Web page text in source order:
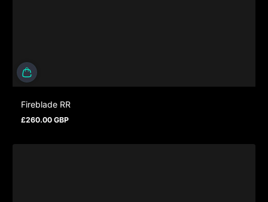
Fireblade RR
Regulärer Preis
£260.00 GBP